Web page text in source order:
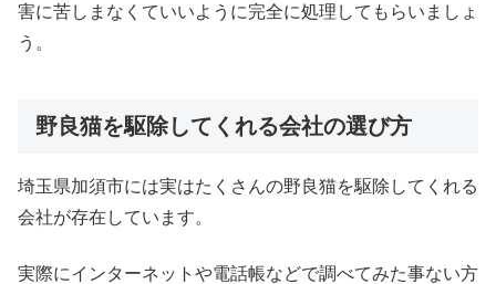
害に苦しまなくていいように完全に処理してもらいましょ
う。
野良猫を駆除してくれる会社の選び方
埼玉県加須市には実はたくさんの野良猫を駆除してくれる
会社が存在しています。
実際にインターネットや電話帳などで調べてみた事ない方